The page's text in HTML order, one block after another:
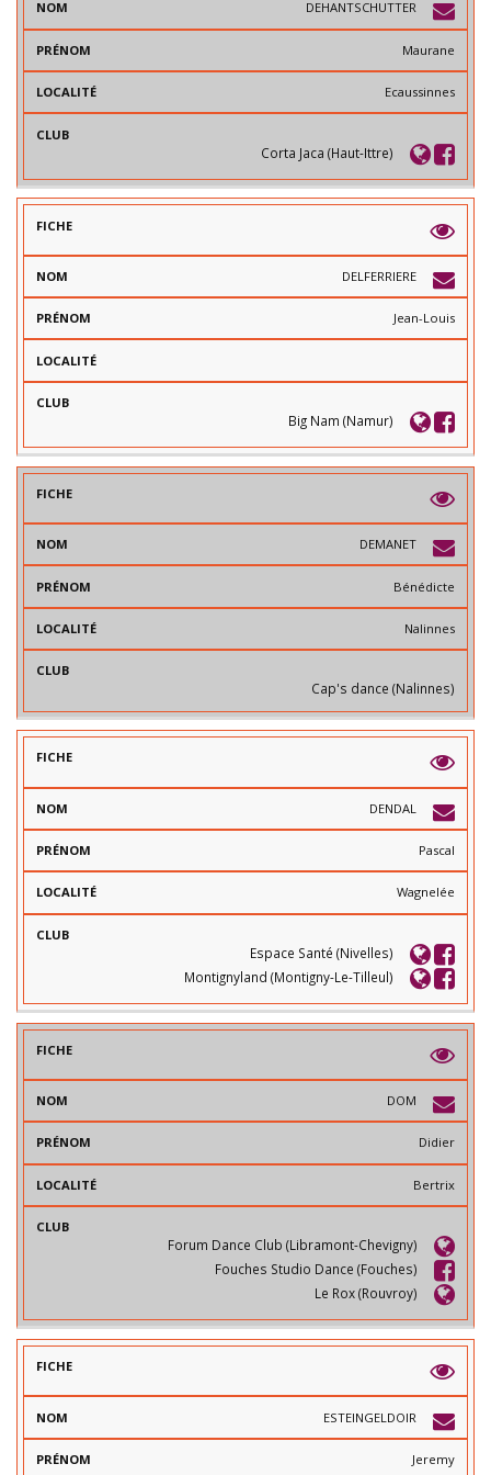
DEHANTSCHUTTER
Maurane
Ecaussinnes
Corta Jaca (Haut-Ittre)
DELFERRIERE
Jean-Louis
Big Nam (Namur)
DEMANET
Bénédicte
Nalinnes
Cap's dance (Nalinnes)
DENDAL
Pascal
Wagnelée
Espace Santé (Nivelles)
Montignyland (Montigny-Le-Tilleul)
DOM
Didier
Bertrix
Forum Dance Club (Libramont-Chevigny)
Fouches Studio Dance (Fouches)
Le Rox (Rouvroy)
ESTEINGELDOIR
Jeremy